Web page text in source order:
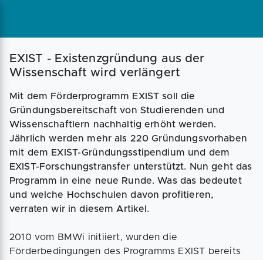
Magazin Businessplan Fördermittel
EXIST - Existenzgründung aus der
Wissenschaft wird verlängert
Mit dem Förderprogramm EXIST soll die
Gründungsbereitschaft von Studierenden und
Wissenschaftlern nachhaltig erhöht werden.
Jährlich werden mehr als 220 Gründungsvorhaben
mit dem EXIST-Gründungsstipendium und dem
EXIST-Forschungstransfer unterstützt. Nun geht das
Programm in eine neue Runde. Was das bedeutet
und welche Hochschulen davon profitieren,
verraten wir in diesem Artikel.
2010 vom BMWi initiiert, wurden die
Förderbedingungen des Programms EXIST bereits